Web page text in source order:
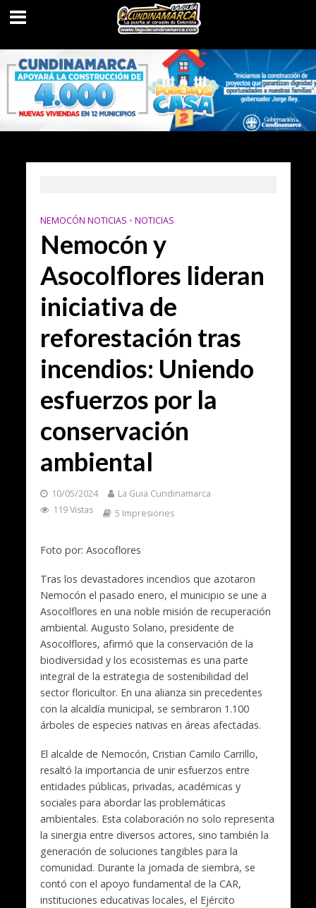
NEMOCÓN NOTICIAS • NOTICIAS
Nemocón y
Asocolflores lideran
iniciativa de
reforestación tras
incendios: Uniendo
esfuerzos por la
conservación
ambiental
10/05/2024
La Guia Cundinamarca
119 Vistas
5 Impresiones
Foto por: Asocoflores
Tras los devastadores incendios que azotaron
Nemocón el pasado enero, el municipio se une a
Asocolflores en una noble misión de recuperación
ambiental. Augusto Solano, presidente de
Asocolflores, afirmó que la conservación de la
biodiversidad y los ecosistemas es una parte
integral de la estrategia de sostenibilidad del
sector floricultor. En una alianza sin precedentes
con la alcaldía municipal, se sembraron 1.100
árboles de especies nativas en áreas afectadas.
El alcalde de Nemocón, Cristian Camilo Carrillo,
resaltó la importancia de unir esfuerzos entre
entidades públicas, privadas, académicas y
sociales para abordar las problemáticas
ambientales. Esta colaboración no solo representa
la sinergia entre diversos actores, sino también la
generación de soluciones tangibles para la
comunidad. Durante la jornada de siembra, se
contó con el apoyo fundamental de la CAR,
instituciones educativas locales, el Ejército